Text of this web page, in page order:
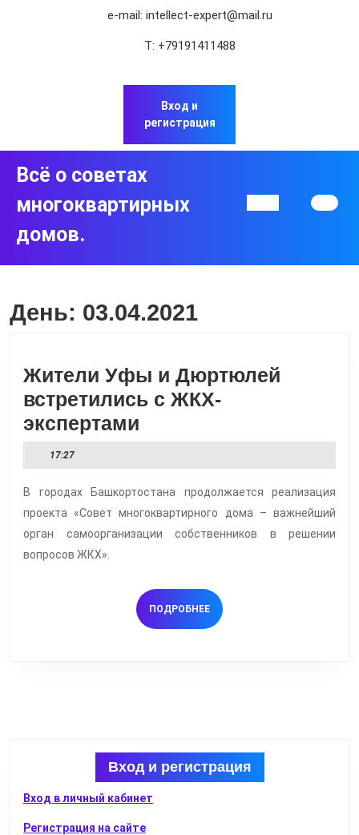
e-mail:intellect-expert@mail.ru
Т: +79191411488
Вход и
регистрация
Всё о советах
многоквартирных
домов.
Кнопка
День: 03.04.2021
Жители Уфы и Дюртюлей
встретились с ЖКХ-
экспертами
Уфы
и
Дюртюлей
встретились
с
экспертами
17:27
В городах Башкортостана продолжается реализация
проекта «Совет многоквартирного дома – важнейший
орган самоорганизации собственников в решении
вопросов ЖКХ».
ПОДРОБНЕЕПОДРОБНЕЕ
Вход и регистрация
Вход в личный кабинет
Регистрация на сайте